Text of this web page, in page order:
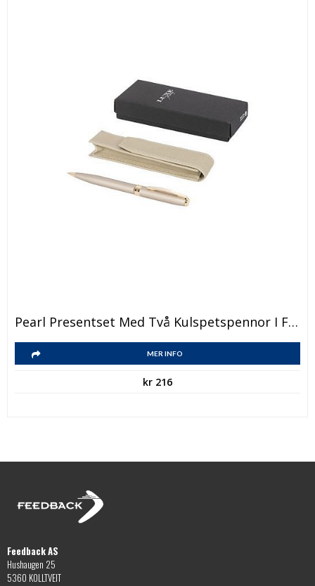
Pearl Presentset Med Två Kulspetspennor I Fodral
MER INFO
kr 216
Feedback AS
Hushaugen 25
5360 KOLLTVEIT